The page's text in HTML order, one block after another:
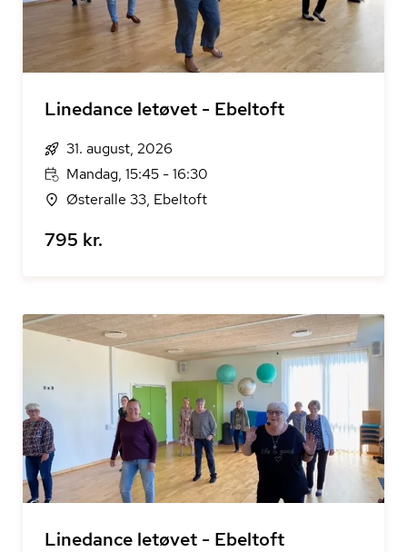
Linedance letøvet - Ebeltoft
31. august, 2026
Mandag, 15:45 - 16:30
Østeralle 33, Ebeltoft
795 kr.
Linedance letøvet - Ebeltoft